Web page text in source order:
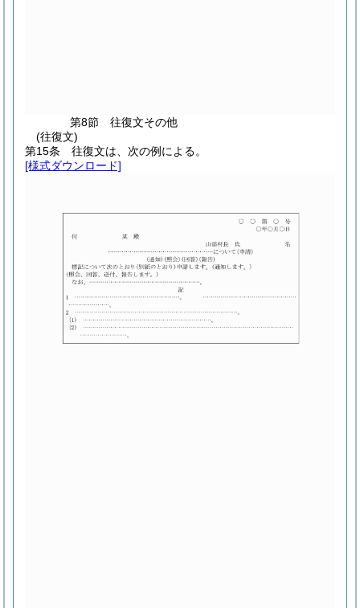
第8節
往復文その他
(往復文)
第15条
往復文は、次の例による。
[様式ダウンロード]